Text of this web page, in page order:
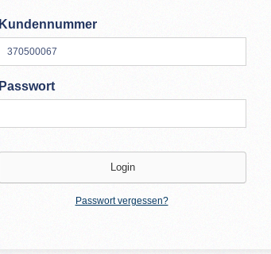
Kundennummer
Passwort
Passwort vergessen?